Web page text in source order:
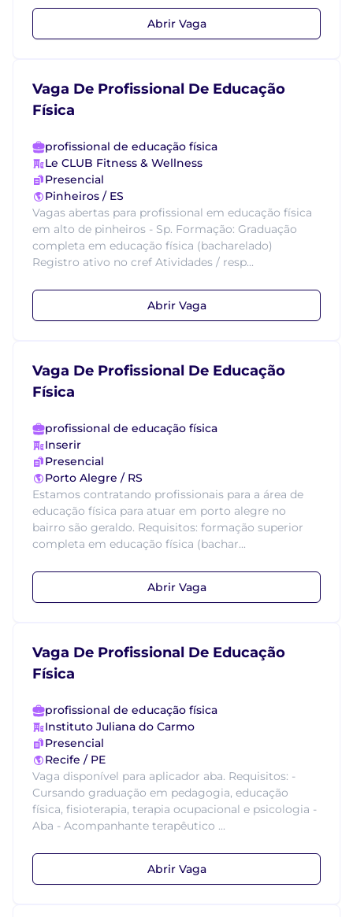
Abrir Vaga
Vaga De Profissional De Educação
Física
profissional de educação física
Le CLUB Fitness & Wellness
Presencial
Pinheiros / ES
Vagas abertas para profissional em educação física
em alto de pinheiros - Sp. Formação: Graduação
completa em educação física (bacharelado)
Registro ativo no cref Atividades / resp...
Abrir Vaga
Vaga De Profissional De Educação
Física
profissional de educação física
Inserir
Presencial
Porto Alegre / RS
Estamos contratando profissionais para a área de
educação física para atuar em porto alegre no
bairro são geraldo. Requisitos: formação superior
completa em educação física (bachar...
Abrir Vaga
Vaga De Profissional De Educação
Física
profissional de educação física
Instituto Juliana do Carmo
Presencial
Recife / PE
Vaga disponível para aplicador aba. Requisitos: -
Cursando graduação em pedagogia, educação
física, fisioterapia, terapia ocupacional e psicologia -
Aba - Acompanhante terapêutico ...
Abrir Vaga